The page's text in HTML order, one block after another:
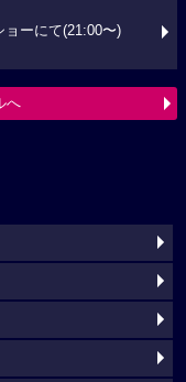
ーにて(21:00〜)
へ